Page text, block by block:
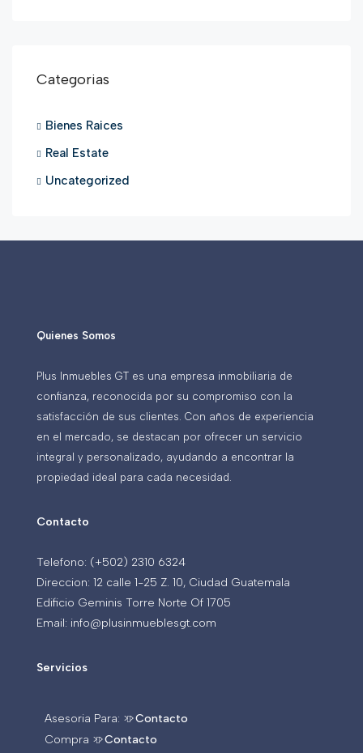
Categorias
Bienes Raices
Real Estate
Uncategorized
Quienes Somos
Plus Inmuebles GT es una empresa inmobiliaria de
confianza, reconocida por su compromiso con la
satisfacción de sus clientes. Con años de experiencia
en el mercado, se destacan por ofrecer un servicio
integral y personalizado, ayudando a encontrar la
propiedad ideal para cada necesidad.
Contacto
Telefono: (+502) 2310 6324
Direccion: 12 calle 1-25 Z. 10, Ciudad Guatemala
Edificio Geminis Torre Norte Of 1705
Email: info@plusinmueblesgt.com
Servicios
Asesoria Para: >>Contacto
Compra >>Contacto